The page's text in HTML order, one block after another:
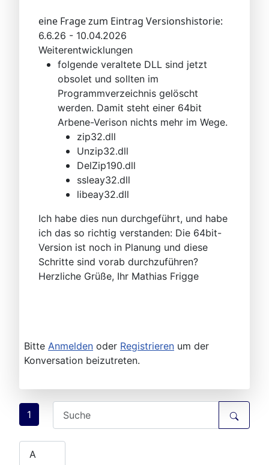
eine Frage zum Eintrag Versionshistorie:
6.6.26 - 10.04.2026
Weiterentwicklungen
folgende veraltete DLL sind jetzt
obsolet und sollten im
Programmverzeichnis gelöscht
werden. Damit steht einer 64bit
Arbene-Verison nichts mehr im Wege.
zip32.dll
Unzip32.dll
DelZip190.dll
ssleay32.dll
libeay32.dll
Ich habe dies nun durchgeführt, und habe
ich das so richtig verstanden: Die 64bit-
Version ist noch in Planung und diese
Schritte sind vorab durchzuführen?
Herzliche Grüße, Ihr Mathias Frigge
Bitte Anmelden oder Registrieren um der
Konversation beizutreten.
1